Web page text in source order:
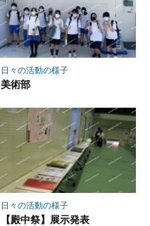
日々の活動の様子
美術部
日々の活動の様子
【殿中祭】展示発表